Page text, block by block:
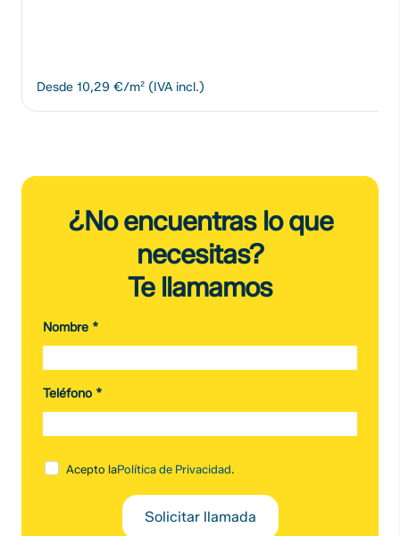
Desde 10,29 €/m² (IVA incl.)
¿No encuentras lo que
necesitas?
Te llamamos
Nombre *
Teléfono *
Acepto laPolítica de Privacidad.